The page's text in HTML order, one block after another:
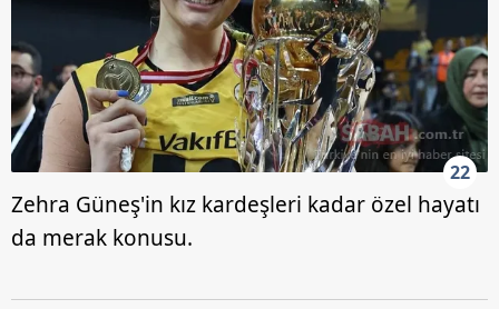
22
Zehra Güneş'in kız kardeşleri kadar özel hayatı
da merak konusu.